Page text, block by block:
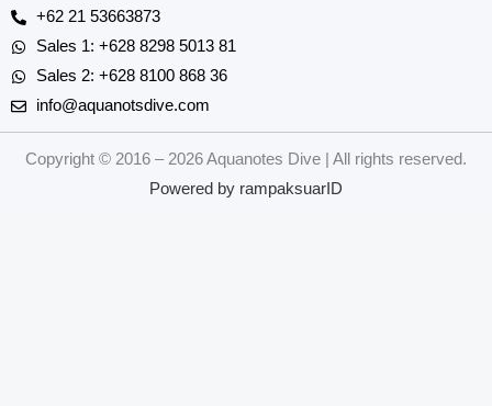
+62 21 53663873
Sales 1: +628 8298 5013 81
Sales 2: +628 8100 868 36
info@aquanotsdive.com
Copyright © 2016 – 2026 Aquanotes Dive | All rights reserved.
Powered by rampaksuarID